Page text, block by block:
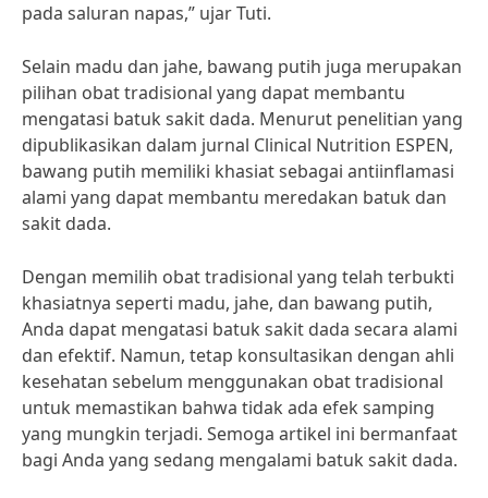
pada saluran napas,” ujar Tuti.
Selain madu dan jahe, bawang putih juga merupakan
pilihan obat tradisional yang dapat membantu
mengatasi batuk sakit dada. Menurut penelitian yang
dipublikasikan dalam jurnal Clinical Nutrition ESPEN,
bawang putih memiliki khasiat sebagai antiinflamasi
alami yang dapat membantu meredakan batuk dan
sakit dada.
Dengan memilih obat tradisional yang telah terbukti
khasiatnya seperti madu, jahe, dan bawang putih,
Anda dapat mengatasi batuk sakit dada secara alami
dan efektif. Namun, tetap konsultasikan dengan ahli
kesehatan sebelum menggunakan obat tradisional
untuk memastikan bahwa tidak ada efek samping
yang mungkin terjadi. Semoga artikel ini bermanfaat
bagi Anda yang sedang mengalami batuk sakit dada.